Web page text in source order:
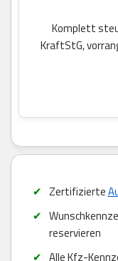
Komplett
KraftStG,
Zertifizierte
reservieren
Alle Kfz-